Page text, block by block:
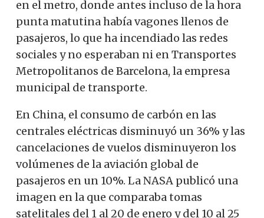
en el metro, donde antes incluso de la hora
punta matutina había vagones llenos de
pasajeros, lo que ha incendiado las redes
sociales y no esperaban ni en Transportes
Metropolitanos de Barcelona, la empresa
municipal de transporte.
En China, el consumo de carbón en las
centrales eléctricas disminuyó un 36% y las
cancelaciones de vuelos disminuyeron los
volúmenes de la aviación global de
pasajeros en un 10%. La NASA publicó una
imagen en la que comparaba tomas
satelitales del 1 al 20 de enero y del 10 al 25